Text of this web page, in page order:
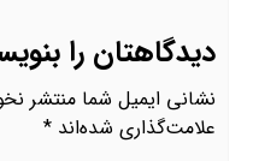
دیدگاهتان را
نشانی ایمیل شما منتشر
علامت‌گذاری شده‌اند *